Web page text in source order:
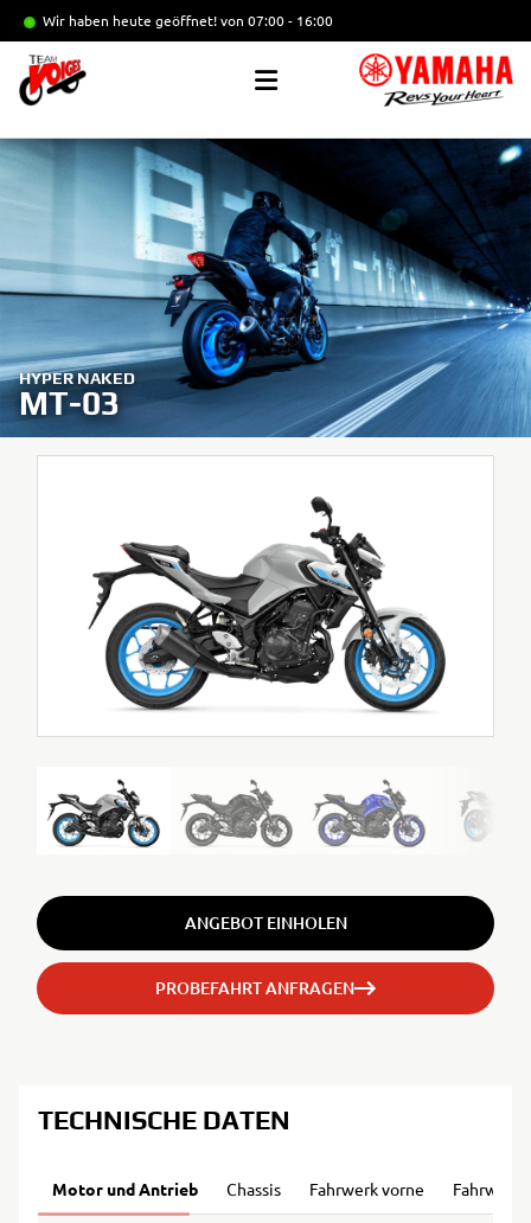
Wir haben heute geöffnet!von 07:00 - 16:00
HYPER NAKED
MT-03
ANGEBOT EINHOLEN
PROBEFAHRT ANFRAGEN
TECHNISCHE DATEN
Motor und Antrieb Chassis Fahrwerk vorne Fahrwerk